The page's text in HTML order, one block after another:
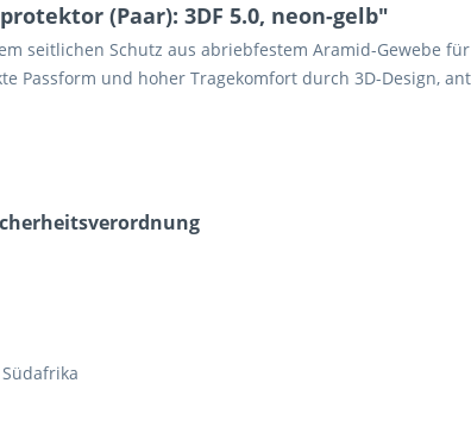
(Paar): 3DF 5.0, neon-gelb"
seitlichen Schutz aus abriebfestem Aramid-Gewebe
Passform und hoher Tragekomfort durch 3D-Design,